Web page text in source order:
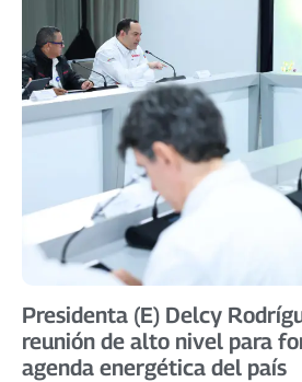
Presidenta (E) Delcy
reunión de alto nivel para
agenda energética del país